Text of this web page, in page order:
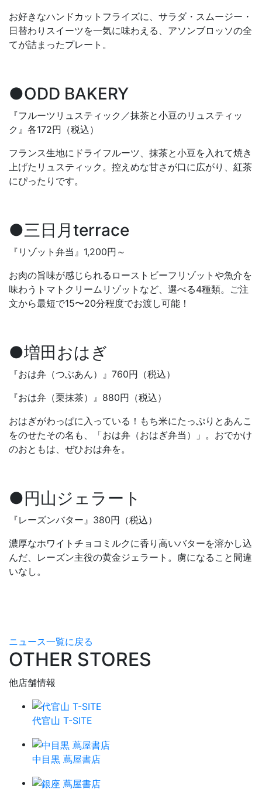
お好きなハンドカットフライズに、サラダ・スムージー・
日替わりスイーツを一気に味わえる、アソンブロッソの全
てが詰まったプレート。
●ODD BAKERY
『フルーツリュスティック／抹茶と小豆のリュスティッ
ク』各172円（税込）
フランス生地にドライフルーツ、抹茶と小豆を入れて焼き
上げたリュスティック。控えめな甘さが口に広がり、紅茶
にぴったりです。
●三日月terrace
『リゾット弁当』1,200円～
お肉の旨味が感じられるローストビーフリゾットや魚介を
味わうトマトクリームリゾットなど、選べる4種類。ご注
文から最短で15〜20分程度でお渡し可能！
●増田おはぎ
『おは弁（つぶあん）』760円（税込）
『おは弁（栗抹茶）』880円（税込）
おはぎがわっぱに入っている！もち米にたっぷりとあんこ
をのせたその名も、「おは弁（おはぎ弁当）」。おでかけ
のおともは、ぜひおは弁を。
●円山ジェラート
『レーズンバター』380円（税込）
濃厚なホワイトチョコミルクに香り高いバターを溶かし込
んだ、レーズン主役の黄金ジェラート。虜になること間違
いなし。
ニュース一覧に戻る
OTHER STORES
他店舗情報
代官山 T-SITE
中目黒 蔦屋書店